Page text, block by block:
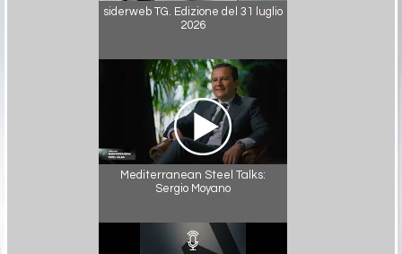
siderweb TG. Edizione del 31 luglio
2026
Mediterranean Steel Talks:
Sergio Moyano